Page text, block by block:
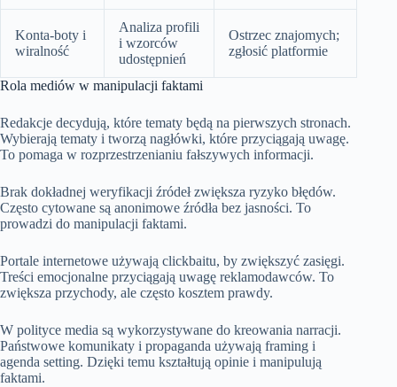
Konta-boty i
wiralność
Analiza profili
i wzorców
udostępnień
Ostrzec znajomych;
zgłosić platformie
Rola mediów w manipulacji faktami
Redakcje decydują, które tematy będą na pierwszych stronach.
Wybierają tematy i tworzą nagłówki, które przyciągają uwagę.
To pomaga w rozprzestrzenianiu fałszywych informacji.
Brak dokładnej weryfikacji źródeł zwiększa ryzyko błędów.
Często cytowane są anonimowe źródła bez jasności. To
prowadzi do manipulacji faktami.
Portale internetowe używają clickbaitu, by zwiększyć zasięgi.
Treści emocjonalne przyciągają uwagę reklamodawców. To
zwiększa przychody, ale często kosztem prawdy.
W polityce media są wykorzystywane do kreowania narracji.
Państwowe komunikaty i propaganda używają framing i
agenda setting. Dzięki temu kształtują opinie i manipulują
faktami.